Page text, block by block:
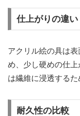
仕上がりの違い
アクリル絵の具は
め、少し硬めの仕
は繊維に浸透するた
耐久性の比較